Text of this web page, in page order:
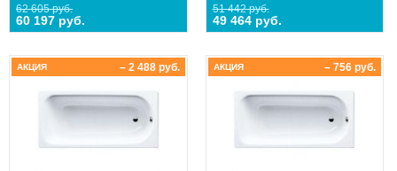
62 605 руб.
60 197 руб.
51 442 руб.
49 464 руб.
– 2 488 руб.
АКЦИЯ – 756 руб.
АКЦИЯ